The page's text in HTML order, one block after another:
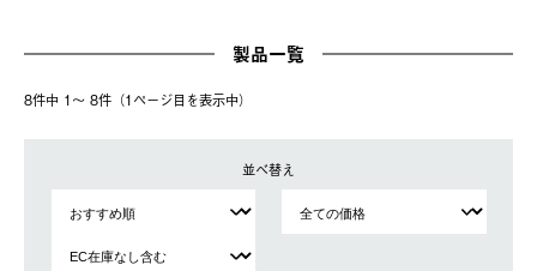
製品一覧
8件中 1〜 8件（1ページ⽬を表⽰中）
並べ替え